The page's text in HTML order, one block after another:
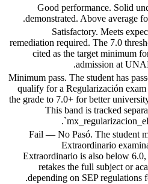
Good performance. Solid
demonstrated. Above average
Satisfactory. Meets
remediation required. The 7.0
cited as the target minimum
admission at
Minimum pass. The student has
qualify for a Regularización
the grade to 7.0+ for better
This band is tracked
Fail — No Pasó. The student
Extraordinario
Extraordinario is also below 6.0,
retakes the full subject or
depending on SEP regulations